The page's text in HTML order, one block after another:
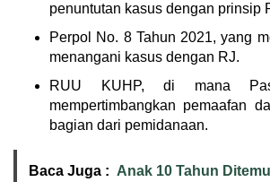
penuntutan kasus dengan prinsip
Perpol No. 8 Tahun 2021, yang
menangani kasus dengan RJ.
RUU KUHP, di mana
mempertimbangkan pemaafan
bagian dari pemidanaan.
Baca Juga : Anak 10 Tahun